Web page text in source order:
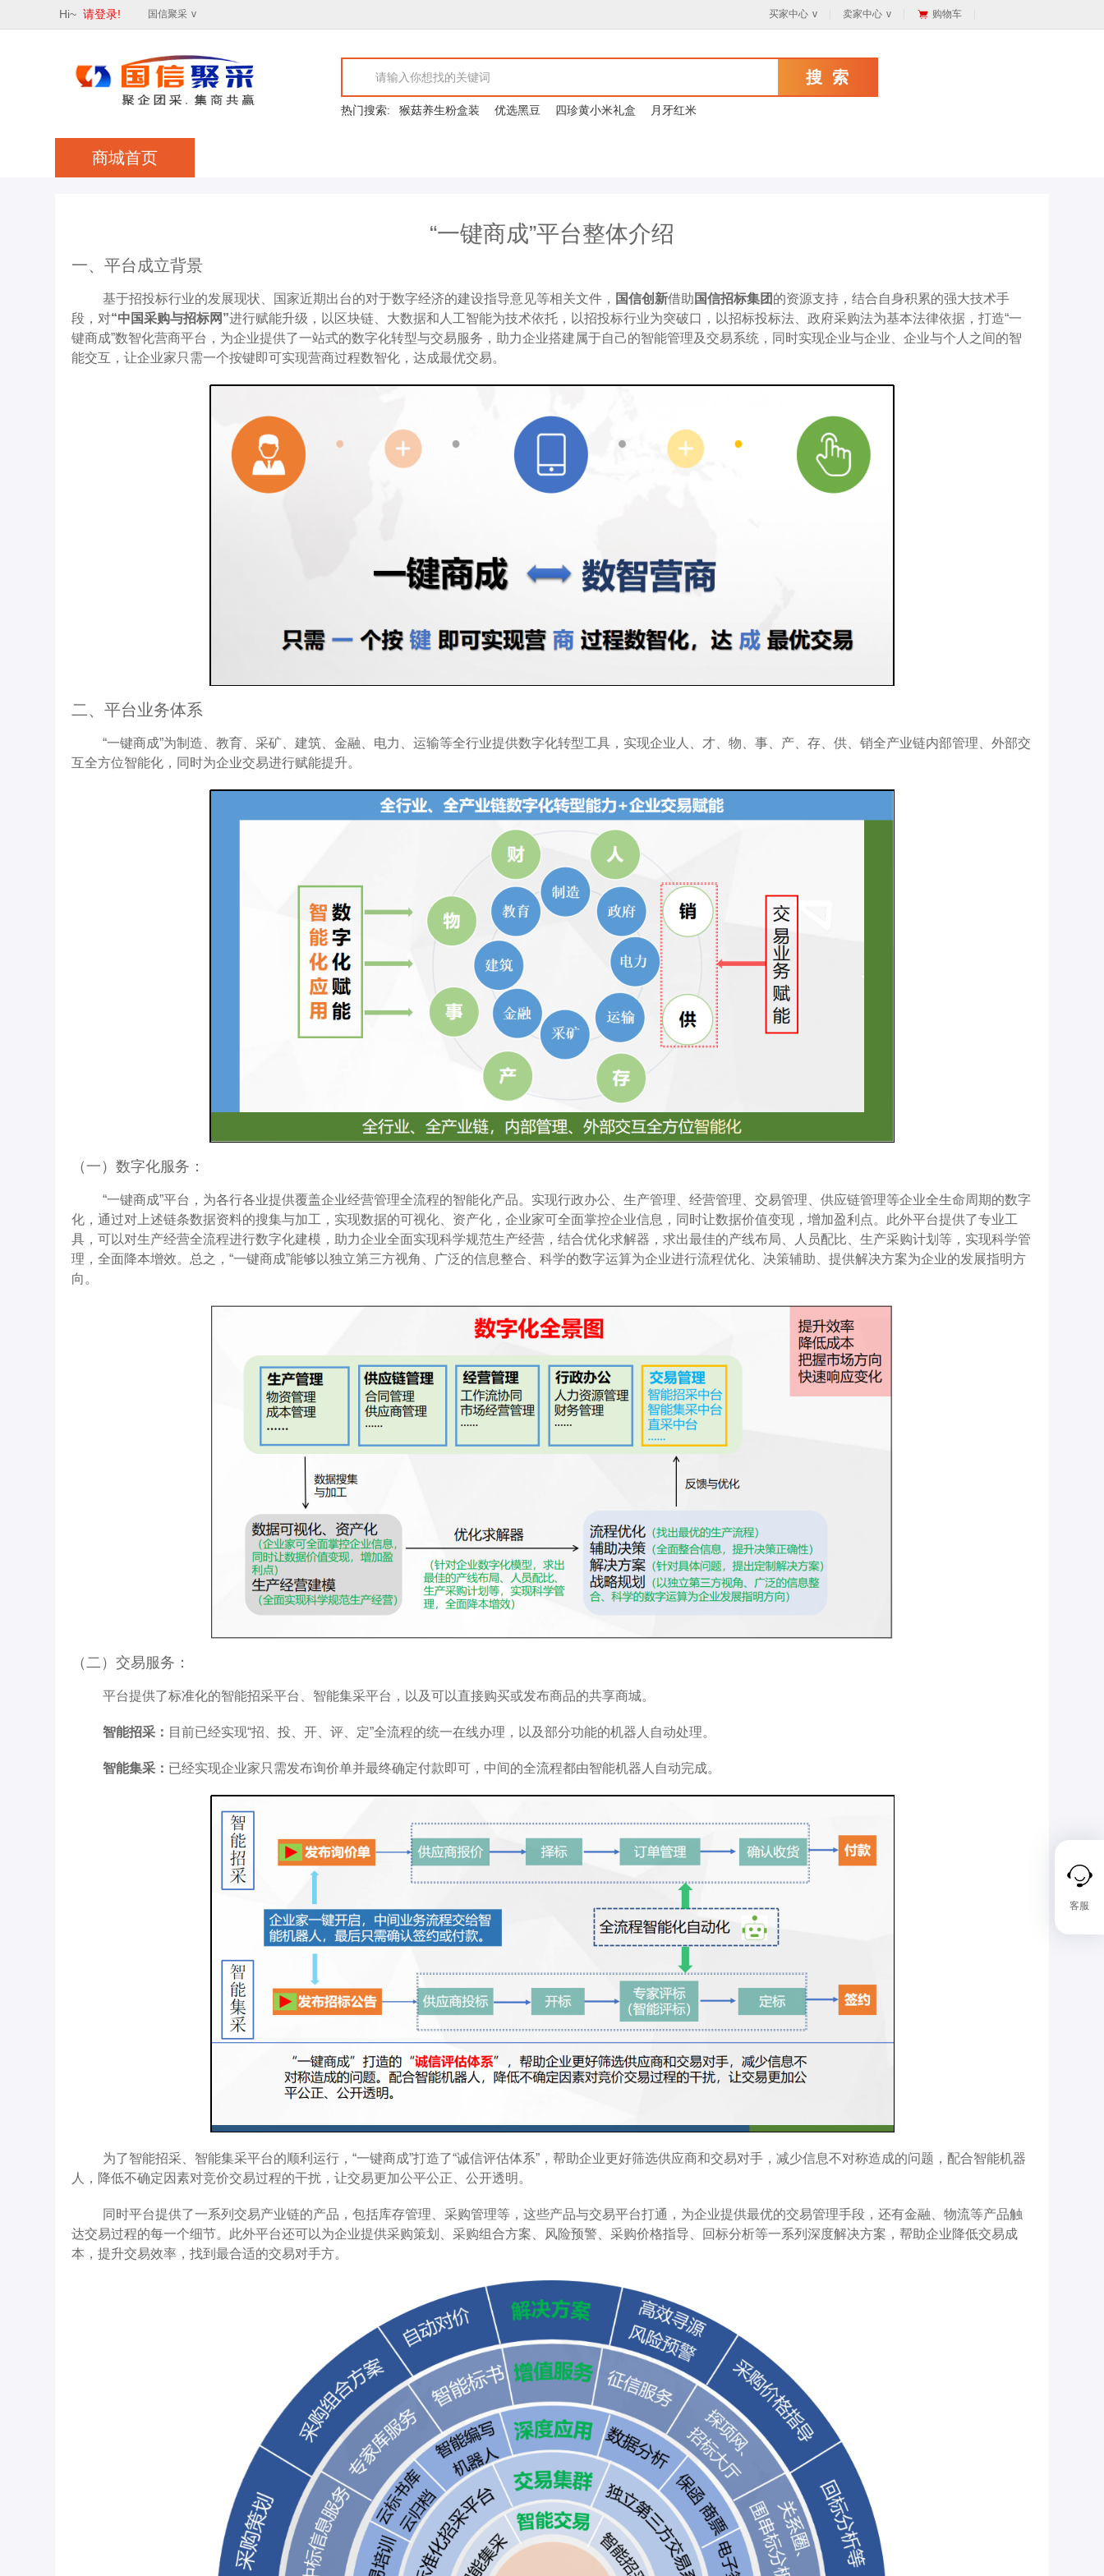
客服
Hi~ 请登录! 国信聚采 v 买家中心 v 卖家中心 v 购物车
搜 索
热门搜索: 猴菇养生粉盒装 优选黑豆 四珍黄小米礼盒 月牙红米
商城首页
“一键商成”平台整体介绍
一、平台成立背景
基于招投标行业的发展现状、国家近期出台的对于数字经济的建设指导意见等相关文件， 国信创新借助 国信招标集团 的资源支持，结合自身积累的强大技术手
段，对“中国采购与招标网”进行赋能升级，以区块链、大数据和人工智能为技术依托，以招投标行业为突破口，以招标投标法、政府采购法为基本法律依据，打造“一
键商成”数智化营商平台，为企业提供了一站式的数字化转型与交易服务，助力企业搭建属于自己的智能管理及交易系统，同时实现企业与企业、企业与个人之间的智
能交互，让企业家只需一个按键即可实现营商过程数智化，达成最优交易。
二、平台业务体系
“一键商成”为制造、教育、采矿、建筑、金融、电力、运输等全行业提供数字化转型工具，实现企业人、才、物、事、产、存、供、销全产业链内部管理、外部交
互全方位智能化，同时为企业交易进行赋能提升。
（一）数字化服务：
“一键商成”平台，为各行各业提供覆盖企业经营管理全流程的智能化产品。实现行政办公、生产管理、经营管理、交易管理、供应链管理等企业全生命周期的数字
化，通过对上述链条数据资料的搜集与加工，实现数据的可视化、资产化，企业家可全面掌控企业信息，同时让数据价值变现，增加盈利点。此外平台提供了专业工
具，可以对生产经营全流程进行数字化建模，助力企业全面实现科学规范生产经营，结合优化求解器，求出最佳的产线布局、人员配比、生产采购计划等，实现科学管
理，全面降本增效。总之，“一键商成”能够以独立第三方视角、广泛的信息整合、科学的数字运算为企业进行流程优化、决策辅助、提供解决方案为企业的发展指明方
向。
（二）交易服务：
平台提供了标准化的智能招采平台、智能集采平台，以及可以直接购买或发布商品的共享商城。
智能招采： 目前已经实现“招、投、开、评、定”全流程的统一在线办理，以及部分功能的机器人自动处理。
智能集采： 已经实现企业家只需发布询价单并最终确定付款即可，中间的全流程都由智能机器人自动完成。
为了智能招采、智能集采平台的顺利运行，“一键商成”打造了“诚信评估体系”，帮助企业更好筛选供应商和交易对手，减少信息不对称造成的问题，配合智能机器
人，降低不确定因素对竞价交易过程的干扰，让交易更加公平公正、公开透明。
同时平台提供了一系列交易产业链的产品，包括库存管理、采购管理等，这些产品与交易平台打通，为企业提供最优的交易管理手段，还有金融、物流等产品触
达交易过程的每一个细节。此外平台还可以为企业提供采购策划、采购组合方案、风险预警、采购价格指导、回标分析等一系列深度解决方案，帮助企业降低交易成
本，提升交易效率，找到最合适的交易对手方。